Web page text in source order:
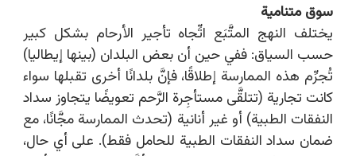
سوق متنامية
يختلف النهج المتَّبَع اتِّجاه تأجير الأرحام بشكل كبير
حسب السياق: ففي حين أن بعض البلدان (بينها إيطاليا)
تُجرِّم هذه الممارسة إطلاقًا، فإنَّ بلدانًا أخرى تقبلها سواء
كانت تجارية (تتلقَّى مستأجِرة الرَّحم تعويضًا يتجاوز سداد
النفقات الطبية) أو غير أنانية (تحدث الممارسة مجَّانًا، مع
ضمان سداد النفقات الطبية للحامل فقط). على أي حال،